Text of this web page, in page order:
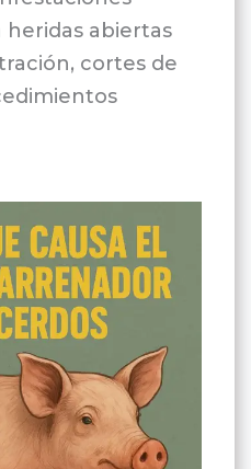
abiertas
cortes de